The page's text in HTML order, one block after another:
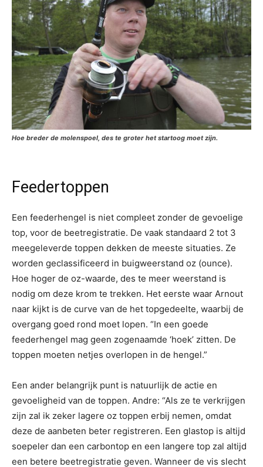
Hoe breder de molenspoel, des te groter het startoog moet zijn.
Feedertoppen
Een feederhengel is niet compleet zonder de gevoelige
top, voor de beetregistratie. De vaak standaard 2 tot 3
meegeleverde toppen dekken de meeste situaties. Ze
worden geclassificeerd in buigweerstand oz (ounce).
Hoe hoger de oz-waarde, des te meer weerstand is
nodig om deze krom te trekken. Het eerste waar Arnout
naar kijkt is de curve van de het topgedeelte, waarbij de
overgang goed rond moet lopen. “In een goede
feederhengel mag geen zogenaamde ‘hoek’ zitten. De
toppen moeten netjes overlopen in de hengel.”
Een ander belangrijk punt is natuurlijk de actie en
gevoeligheid van de toppen. Andre: “Als ze te verkrijgen
zijn zal ik zeker lagere oz toppen erbij nemen, omdat
deze de aanbeten beter registreren. Een glastop is altijd
soepeler dan een carbontop en een langere top zal altijd
een betere beetregistratie geven. Wanneer de vis slecht